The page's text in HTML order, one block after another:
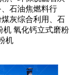
石油焦燃料行
灰综合利用、石
机 氧化钙立式磨粉
机